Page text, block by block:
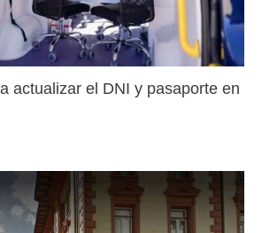
actualizar el DNI y pasaporte en